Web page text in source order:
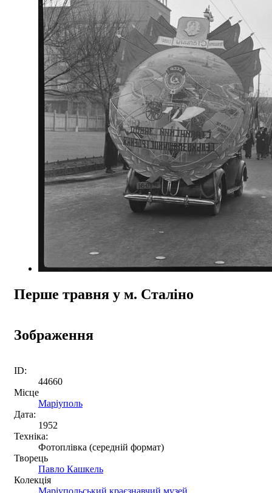
Перше травня у м. Сталіно
Зображення
ID:
44660
Місце
Маріуполь
Дата:
1952
Техніка:
Фотоплівка (середній формат)
Творець
Павло Кашкель
Колекція
Маріупольський краєзнавчий музей